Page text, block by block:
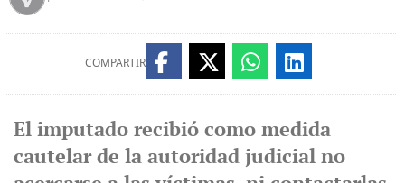
COMPARTIR
El imputado recibió como medida
cautelar de la autoridad judicial no